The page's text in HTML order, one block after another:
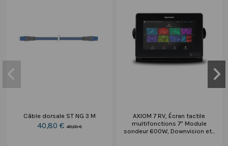
Câble dorsale ST NG 3 M
40,80 €48,00 €
AXIOM 7 RV, Écran tactile
multifonctions 7” Module
sondeur 600W, Downvision et...